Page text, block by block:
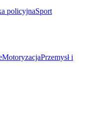
policyjnaSport
MotoryzacjaPrzemysł i